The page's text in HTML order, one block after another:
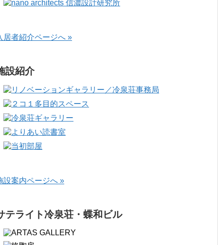
居者紹介ページへ »
設紹介
設案内ページへ »
テライト冷泉荘・蝶和ビル